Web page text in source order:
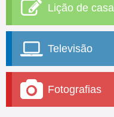
Lição de casa
Televisão
Fotografias